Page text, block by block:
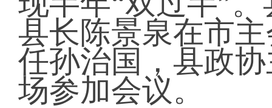
县长陈景泉在市
任孙治国，县政
场参加会议。